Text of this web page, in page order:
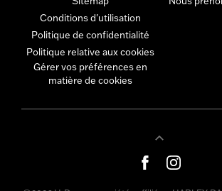
Conditions d'utilisation
Politique de confidentialité
Politique relative aux cookies
Gérer vos préférences en
matière de cookies